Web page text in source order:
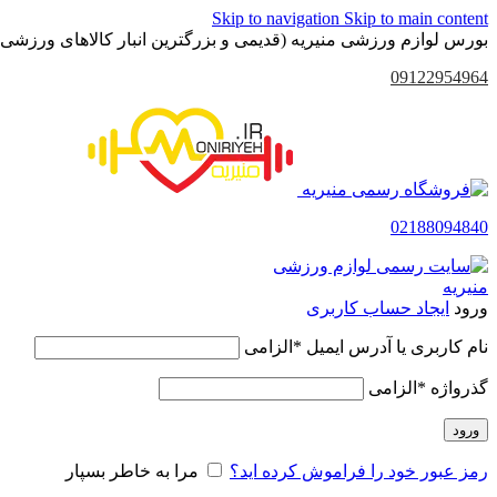
Skip to navigation Skip to main content
بورس لوازم ورزشی منیریه (قدیمی و بزرگترین انبار کالاهای ورزشی
09122954964
02188094840
ورود ایجاد حساب کاربری
نام کاربری یا آدرس ایمیل * الزامی
گذرواژه * الزامی
ورود
رمز عبور خود را فراموش کرده اید؟ مرا به خاطر بسپار